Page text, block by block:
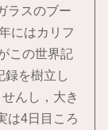
ラスのブー
にはカリフ
この世界記
録を樹立し
んし，大き
は4日目ころ